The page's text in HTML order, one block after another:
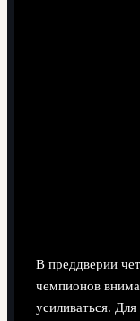
В преддверии
чемпионов
усиливаться.